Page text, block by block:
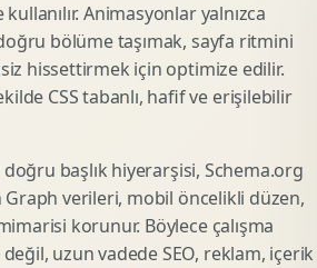
Tasarimi
Marka Stratejisi
Marka Konumlandirma
Isimlendirme
Rekabet Analizi
Marka Mimarisi
Deger Onerisi Tasarimi
Pazara Giris Stratejisi
Animasyonlar yalnızca
bölüme taşımak, sayfa ritmini
hissettirmek için optimize edilir.
CSS tabanlı, hafif ve erişilebilir
başlık hiyerarşisi, Schema.org
verileri, mobil öncelikli düzen,
korunur. Böylece çalışma
uzun vadede SEO, reklam, içerik